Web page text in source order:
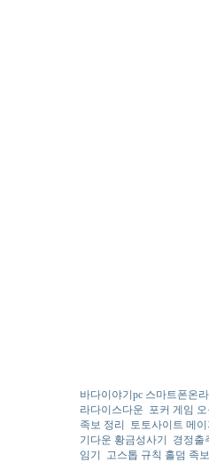
바다이야기pc 스마트폰온
라다이스다운 포커 게임
족보 정리
토토사이트 메
기다운 황금성사기
경정출
임기
고스톱 규칙 홀덤 족